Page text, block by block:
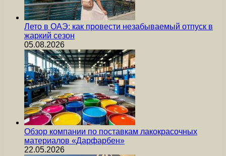
Лето в ОАЭ: как провести незабываемый отпуск в
жаркий сезон
05.08.2026
Обзор компании по поставкам лакокрасочных
материалов «Дарфарбен»
22.05.2026